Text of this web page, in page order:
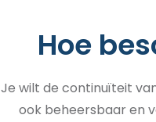
Hoe
Je wilt de continuïteit
ook beheersbaar en